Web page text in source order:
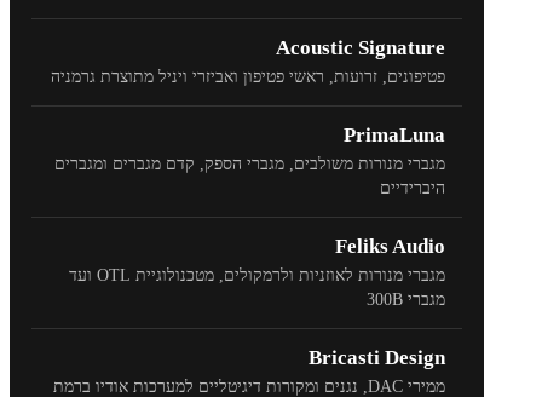
Acoustic Signature
פטיפונים, זרועות, ראשי פטיפון ואביזרי ויניל מתוצרת גרמניה
PrimaLuna
מגברי מנורות משולבים, מגברי הספק, קדם מגברים ומגברים
היברידיים
Feliks Audio
מגברי מנורות לאוזניות ולרמקולים, מטכנולוגיית OTL ועד
מגברי 300B
Bricasti Design
ממירי DAC, נגנים ומקורות דיגיטליים למערכות אודיו ברמת